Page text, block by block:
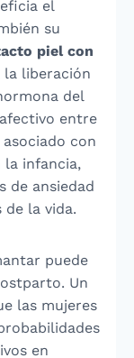
el
su
piel con
liberación
del
entre
con
la infancia,
de ansiedad
la vida.
puede
Un
las mujeres
en